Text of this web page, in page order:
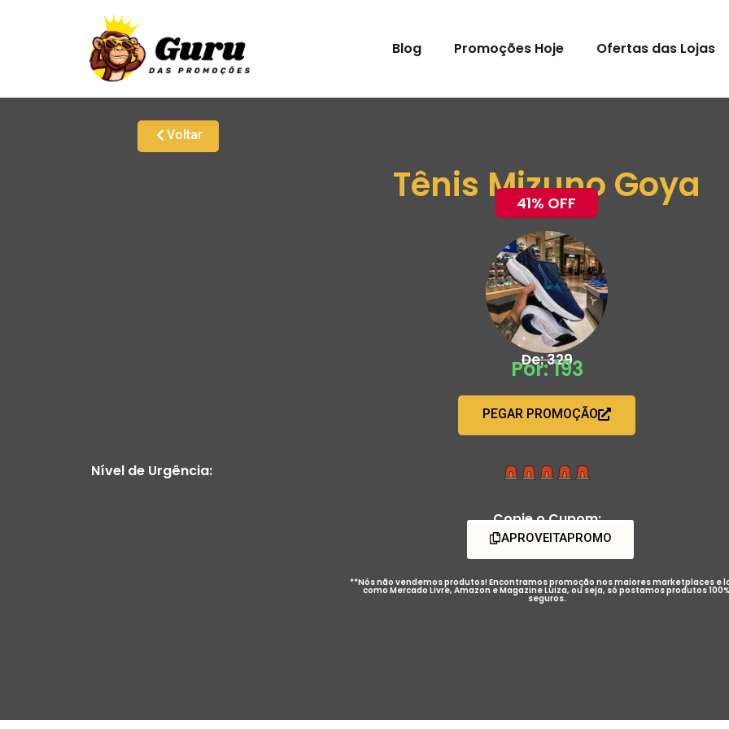
Blog Promoções Hoje Ofertas das Lojas
Voltar
Tênis Mizuno Goya
41% OFF
De: 329
Por: 193
PEGAR PROMOÇÃO
Nível de Urgência:
Copie o Cupom:
APROVEITAPROMO
**Nós não vendemos produtos! Encontramos promoção nos maiores marketplaces e
como Mercado Livre, Amazon e Magazine Luiza, ou seja, só postamos produtos 100%
seguros.